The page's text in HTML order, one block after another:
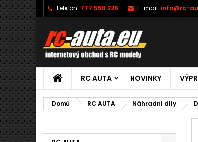
Telefon: 777 558 228 E-mail: info@rc-
RC AUTA NOVINKY
Domů RC AUTA Náhradní díly